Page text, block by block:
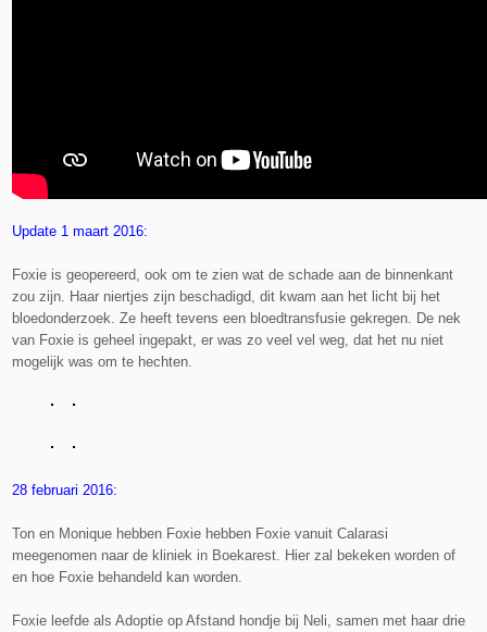
Update 1 maart 2016:
Foxie is geopereerd, ook om te zien wat de schade aan de binnenkant
zou zijn. Haar niertjes zijn beschadigd, dit kwam aan het licht bij het
bloedonderzoek. Ze heeft tevens een bloedtransfusie gekregen. De nek
van Foxie is geheel ingepakt, er was zo veel vel weg, dat het nu niet
mogelijk was om te hechten.
28 februari 2016:
Ton en Monique hebben Foxie hebben Foxie vanuit Calarasi
meegenomen naar de kliniek in Boekarest. Hier zal bekeken worden of
en hoe Foxie behandeld kan worden.
Foxie leefde als Adoptie op Afstand hondje bij Neli, samen met haar drie